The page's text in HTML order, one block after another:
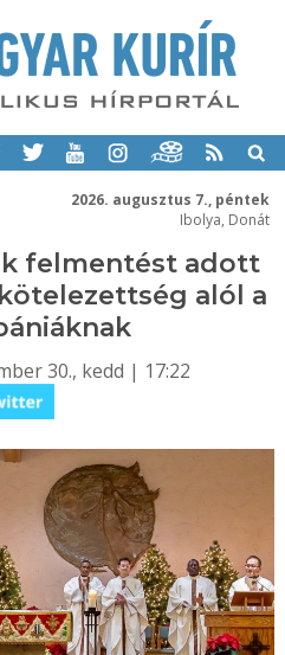
2026. augusztus 7., péntek
Ibolya, Donát
felmentést adott
alól a
30., kedd | 17:22